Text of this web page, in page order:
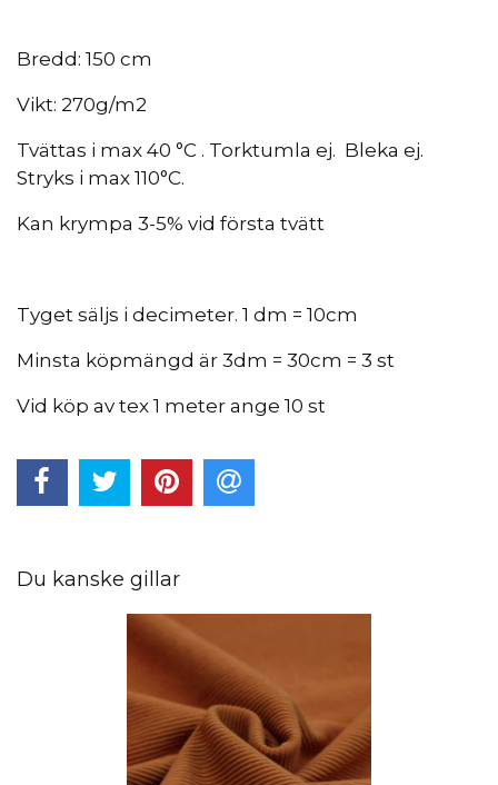
Bredd: 150 cm
Vikt: 270g/m2
Tvättas i max 40 °C . Torktumla ej. Bleka ej.
Stryks i max 110°C.
Kan krympa 3-5% vid första tvätt
Tyget säljs i decimeter. 1 dm = 10cm
Minsta köpmängd är 3dm = 30cm = 3 st
Vid köp av tex 1 meter ange 10 st
Du kanske gillar